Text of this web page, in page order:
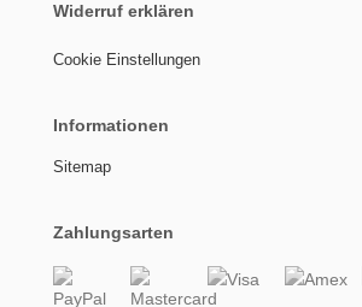
Widerruf erklären
Cookie Einstellungen
Informationen
Sitemap
Zahlungsarten